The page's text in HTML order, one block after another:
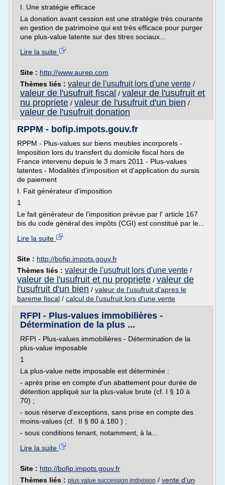
I. Une stratégie efficace
La donation avant cession est une stratégie très courante
en gestion de patrimoine qui est très efficace pour purger
une plus-value latente sur des titres sociaux...
Lire la suite
Site : http://www.aurep.com
Thèmes liés : valeur de l'usufruit lors d'une vente /
valeur de l'usufruit fiscal / valeur de l'usufruit et
nu propriete / valeur de l'usufruit d'un bien /
valeur de l'usufruit donation
RPPM - bofip.impots.gouv.fr
RPPM - Plus-values sur biens meubles incorporels -
Imposition lors du transfert du domicile fiscal hors de
France intervenu depuis le 3 mars 2011 - Plus-values
latentes - Modalités d'imposition et d'application du sursis
de paiement
I. Fait générateur d'imposition
1
Le fait générateur de l'imposition prévue par l' article 167
bis du code général des impôts (CGI) est constitué par le...
Lire la suite
Site : http://bofip.impots.gouv.fr
Thèmes liés : valeur de l'usufruit lors d'une vente /
valeur de l'usufruit et nu propriete / valeur de
l'usufruit d'un bien / valeur de l'usufruit d'apres le
bareme fiscal / calcul de l'usufruit lors d'une vente
RFPI - Plus-values immobilières -
Détermination de la plus ...
RFPI - Plus-values immobilières - Détermination de la
plus-value imposable
1
La plus-value nette imposable est déterminée :
- après prise en compte d'un abattement pour durée de
détention appliqué sur la plus-value brute (cf. I § 10 à
70) ;
- sous réserve d'exceptions, sans prise en compte des
moins-values (cf. II § 80 à 180 ) ;
- sous conditions tenant, notamment, à la...
Lire la suite
Site : http://bofip.impots.gouv.fr
Thèmes liés : plus value succession indivision / vente d'un